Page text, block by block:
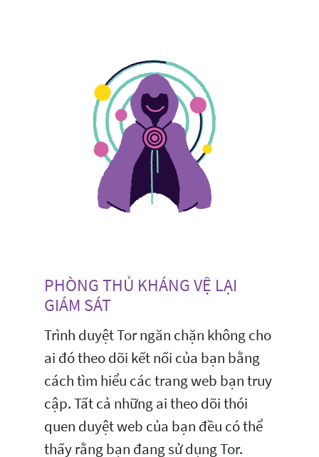
PHÒNG THỦ KHÁNG VỆ LẠI
GIÁM SÁT
Trình duyệt Tor ngăn chặn không cho
ai đó theo dõi kết nối của bạn bằng
cách tìm hiểu các trang web bạn truy
cập. Tất cả những ai theo dõi thói
quen duyệt web của bạn đều có thể
thấy rằng bạn đang sử dụng Tor.